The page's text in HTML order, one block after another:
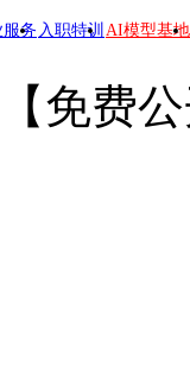
务 入职特训 AI模型基地
【免费